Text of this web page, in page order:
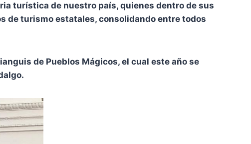
turística de nuestro país, quienes dentro de sus
de turismo estatales, consolidando entre todos
de Pueblos Mágicos, el cual este año se